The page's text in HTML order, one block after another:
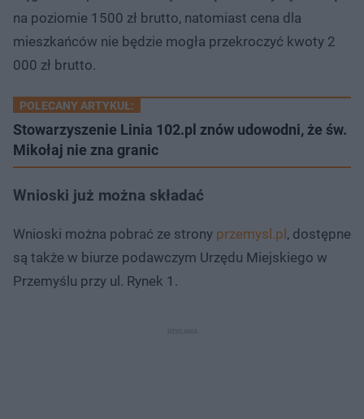
na poziomie 1500 zł brutto, natomiast cena dla
mieszkańców nie będzie mogła przekroczyć kwoty 2
000 zł brutto.
POLECANY ARTYKUŁ:
Stowarzyszenie Linia 102.pl znów udowodni, że św.
Mikołaj nie zna granic
Wnioski już można składać
Wnioski można pobrać ze strony przemysl.pl, dostępne
są także w biurze podawczym Urzędu Miejskiego w
Przemyślu przy ul. Rynek 1.